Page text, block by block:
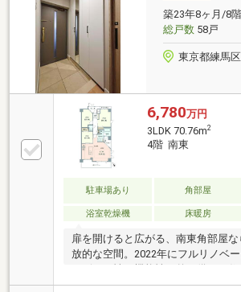
レ、洗面台、システムキッチン、建
ング張替、壁クロス貼替●ハウスク
合わせは【０１２０－９４８－２５
築23年8ヶ月/8
総戸数58戸
東京都練馬
6,780万円
3LDK 70.76m2
4階 南東
駐車場あり 角部屋
浴室乾燥機
床暖房
扉を開けると広がる、南東角部屋
放的な空間。2022年にフルリノベー
デザイン性と機能性を兼ね備えた住
家事を劇的に楽にするオーダーキ